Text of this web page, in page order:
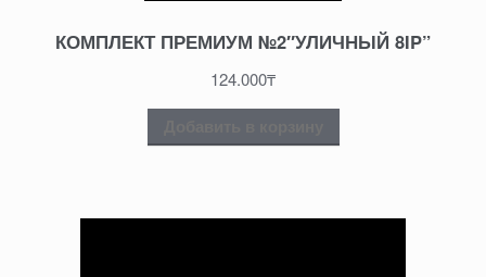
КОМПЛЕКТ ПРЕМИУМ №2″УЛИЧНЫЙ 8IP”
124.000₸